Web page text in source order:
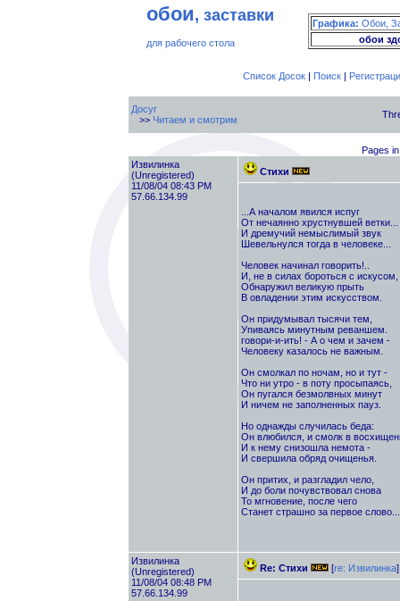
обои, заставки
для рабочего стола
Графика: Обои,
обои
Список Досок| Поиск|
Досуг
>> Читаем и смотрим
Pages
Извилинка
(Unregistered)
11/08/04 08:43 PM
57.66.134.99
Стихи
...А началом явился испуг
От нечаянно хрустнувшей ветки...
И дремучий немыслимый звук
Шевельнулся тогда в человеке...
Человек начинал говорить!..
И, не в силах бороться с искусом,
Обнаружил великую прыть
В овладении этим искусством.
Он придумывал тысячи тем,
Упиваясь минутным реваншем.
говори-и-ить! - А о чем и зачем -
Человеку казалось не важным.
Он смолкал по ночам, но и тут -
Что ни утро - в поту просыпаясь,
Он пугался безмолвных минут
И ничем не заполненных пауз.
Но однажды случилась беда:
Он влюбился, и смолк в
И к нему снизошла немота -
И свершила обряд очищенья.
Он притих, и разгладил чело,
И до боли почувствовал снова
То мгновение, после чего
Станет страшно за первое слово...
Извилинка
(Unregistered)
11/08/04 08:48 PM
57.66.134.99
Re: Стихи [re: Извилинка]